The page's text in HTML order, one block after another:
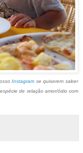
Instagram se quiserem saber
de relação amor/ódio com